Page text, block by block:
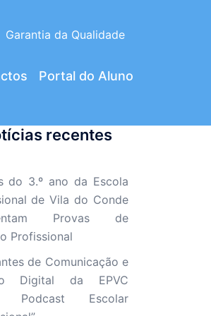
Garantia da Qualidade
Portal do Aluno
recentes
do 3.º ano da Escola
de Vila do Conde
Provas de
Profissional
de Comunicação e
Digital da EPVC
Podcast Escolar